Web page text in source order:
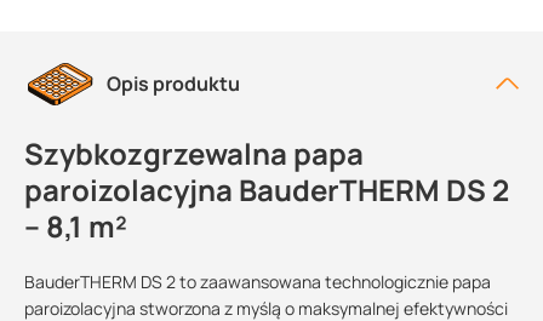
Opis produktu
Szybkozgrzewalna papa
paroizolacyjna BauderTHERM DS 2
– 8,1 m²
BauderTHERM DS 2 to zaawansowana technologicznie papa
paroizolacyjna stworzona z myślą o maksymalnej efektywności